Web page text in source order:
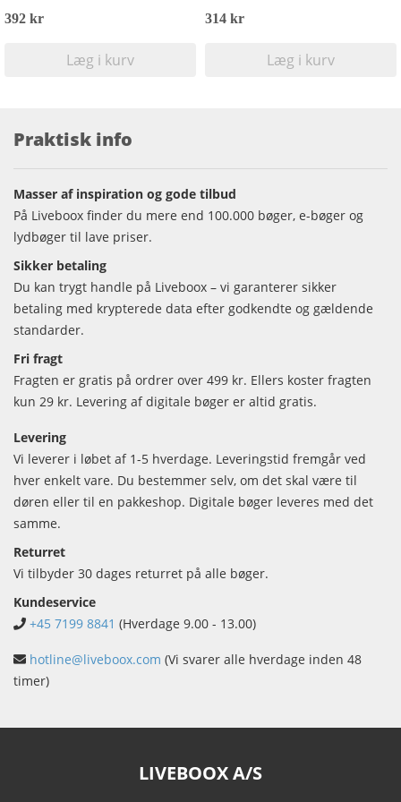
392 kr
Læg i kurv
314 kr
Læg i kurv
Praktisk info
Masser af inspiration og gode tilbud
På Liveboox finder du mere end 100.000 bøger, e-bøger og
lydbøger til lave priser.
Sikker betaling
Du kan trygt handle på Liveboox – vi garanterer sikker
betaling med krypterede data efter godkendte og gældende
standarder.
Fri fragt
Fragten er gratis på ordrer over 499 kr. Ellers koster fragten
kun 29 kr. Levering af digitale bøger er altid gratis.
Levering
Vi leverer i løbet af 1-5 hverdage. Leveringstid fremgår ved
hver enkelt vare. Du bestemmer selv, om det skal være til
døren eller til en pakkeshop. Digitale bøger leveres med det
samme.
Returret
Vi tilbyder 30 dages returret på alle bøger.
Kundeservice
+45 7199 8841 (Hverdage 9.00 - 13.00)
hotline@liveboox.com (Vi svarer alle hverdage inden 48
timer)
LIVEBOOX A/S